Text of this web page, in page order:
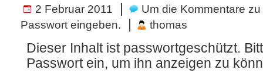
2 Februar 2011 |
Um die Kommentare
Passwort eingeben.
| thomas
Dieser Inhalt ist passwortgeschützt.
Passwort ein, um ihn anzeigen zu